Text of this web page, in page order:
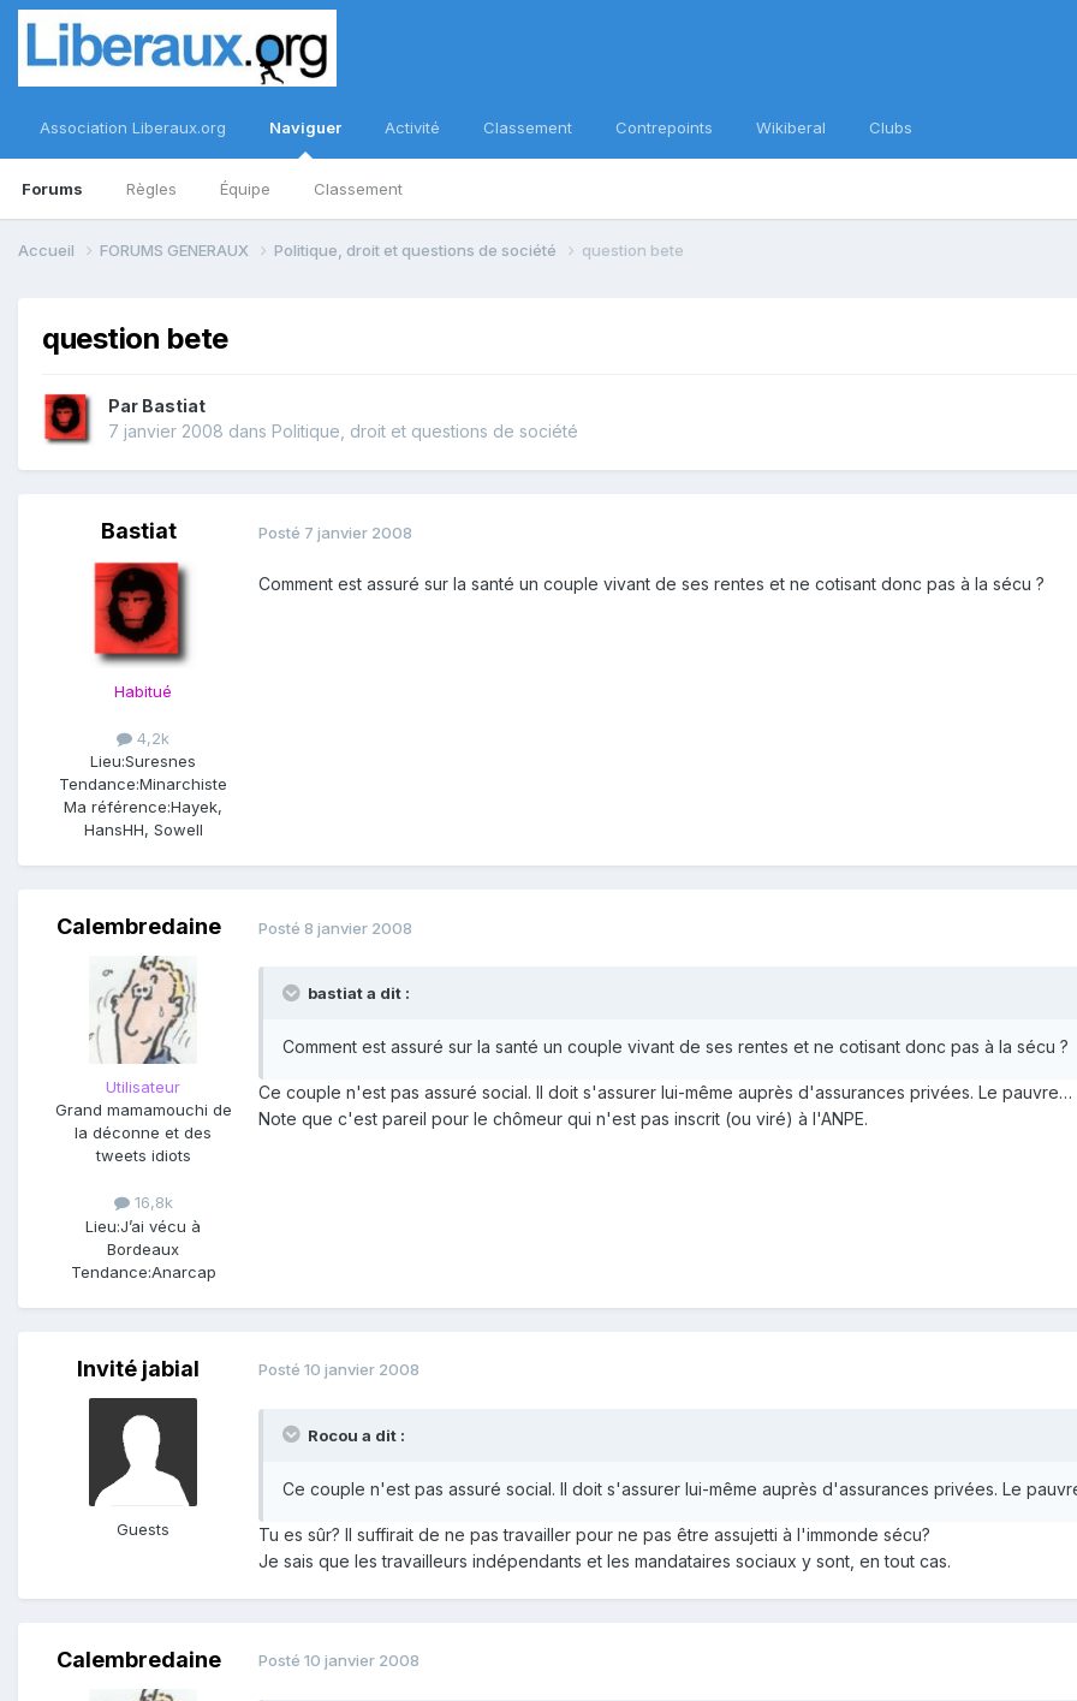
Association Liberaux.org Naviguer
Forums Règles Équipe Classement
Activité Classement Contrepoints Wikiberal Clubs
Accueil FORUMS GENERAUX Politique, droit et questions de société question bete
question bete
Par Bastiat
7 janvier 2008 dans Politique, droit et questions de société
Bastiat
Habitué
4,2k
Lieu:Suresnes
Tendance:Minarchiste
Ma référence:Hayek,
HansHH, Sowell
Posté 7 janvier 2008
Comment est assuré sur la santé un couple vivant de ses rentes et ne cotisant donc pas à la sécu ?
Calembredaine
Utilisateur
Grand mamamouchi de
la déconne et des
tweets idiots
16,8k
Lieu:J’ai vécu à
Bordeaux
Tendance:Anarcap
Posté 8 janvier 2008
bastiat a dit :
Comment est assuré sur la santé un couple vivant de ses rentes et ne cotisant donc pas à la sécu ?
Ce couple n'est pas assuré social. Il doit s'assurer lui-même auprès d'assurances privées. Le pauvre…
Note que c'est pareil pour le chômeur qui n'est pas inscrit (ou viré) à l'ANPE.
Invité jabial
Guests
Posté 10 janvier 2008
Rocou a dit :
Ce couple n'est pas assuré social. Il doit s'assurer lui-même auprès d'assurances privées. Le
Tu es sûr? Il suffirait de ne pas travailler pour ne pas être assujetti à l'immonde sécu?
Je sais que les travailleurs indépendants et les mandataires sociaux y sont, en tout cas.
Calembredaine Posté 10 janvier 2008